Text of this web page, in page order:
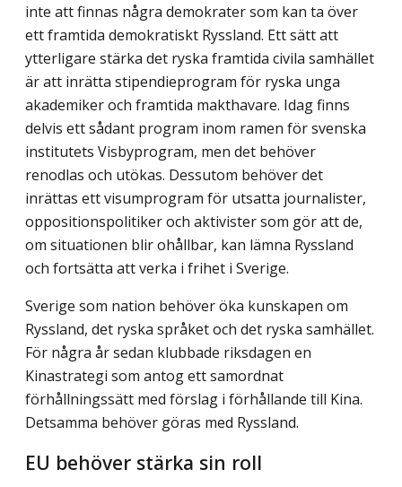
inte att finnas några demo­krater som kan ta över
ett framtida demokratiskt Ryssland. Ett sätt att
ytterligare stärka det ryska framtida civila samhället
är att inrätta stipendieprogram för ryska unga
akade­miker och framtida makthavare. Idag finns
delvis ett sådant program inom ramen för svenska
institutets Visbyprogram, men det behöver
renodlas och utökas. Dessutom behöver det
inrättas ett visumprogram för utsatta journalister,
oppositionspolitiker och aktivister som gör att de,
om situationen blir ohållbar, kan lämna Ryssland
och fortsätta att verka i frihet i Sverige.
Sverige som nation behöver öka kunskapen om
Ryssland, det ryska språket och det ryska samhället.
För några år sedan klubbade riksdagen en
Kinastrategi som antog ett samordnat
förhållningssätt med förslag i förhållande till Kina.
Detsamma behöver göras med Ryssland.
EU behöver stärka sin roll